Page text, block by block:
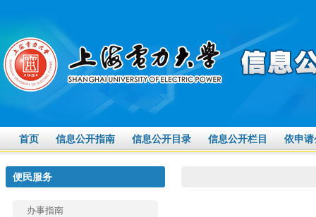
首页 信息公开指南 信息公开目录 信息公开栏目 依申请
便民服务
办事指南